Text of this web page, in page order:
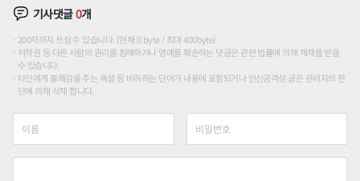
기사댓글0개
200자까지 쓰실 수 있습니다. (현재 0 byte / 최대 400byte)
저작권 등 다른 사람의 권리를 침해하거나 명예를 훼손하는 댓글은 관련 법률에 의해 제재를 받을
수 있습니다.
타인에게 불쾌감을 주는 욕설 등 비하하는 단어가 내용에 포함되거나 인신공격성 글은 관리자의 판
단에 의해 삭제 합니다.